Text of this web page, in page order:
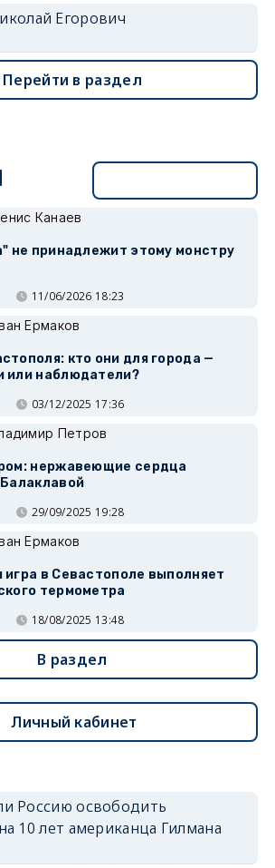
Егорович
Перейти в раздел
Канаев
не принадлежит этому монстру
11/06/2026 18:23
Ермаков
кто они для города —
или наблюдатели?
03/12/2025 17:36
Петров
нержавеющие сердца
29/09/2025 19:28
Ермаков
игра в Севастополе выполняет
термометра
18/08/2025 13:48
В раздел
Личный кабинет
Россию освободить
10 лет американца Гилмана